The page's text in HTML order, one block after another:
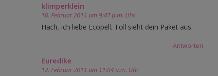
klimperklein
10. Februar 2011 um 9:47 p.m. Uhr
Hach, ich liebe Ecopell. Toll sieht dein Paket aus.
Antworten
Euredike
12. Februar 2011 um 11:04 a.m. Uhr